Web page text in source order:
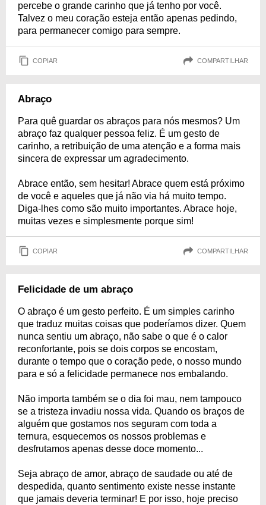
percebe o grande carinho que já tenho por você.
Talvez o meu coração esteja então apenas pedindo,
para permanecer comigo para sempre.
COPIAR COMPARTILHAR
Abraço
Para quê guardar os abraços para nós mesmos? Um
abraço faz qualquer pessoa feliz. É um gesto de
carinho, a retribuição de uma atenção e a forma mais
sincera de expressar um agradecimento.
Abrace então, sem hesitar! Abrace quem está próximo
de você e aqueles que já não via há muito tempo.
Diga-lhes como são muito importantes. Abrace hoje,
muitas vezes e simplesmente porque sim!
COPIAR COMPARTILHAR
Felicidade de um abraço
O abraço é um gesto perfeito. É um simples carinho
que traduz muitas coisas que poderíamos dizer. Quem
nunca sentiu um abraço, não sabe o que é o calor
reconfortante, pois se dois corpos se encostam,
durante o tempo que o coração pede, o nosso mundo
para e só a felicidade permanece nos embalando.
Não importa também se o dia foi mau, nem tampouco
se a tristeza invadiu nossa vida. Quando os braços de
alguém que gostamos nos seguram com toda a
ternura, esquecemos os nossos problemas e
desfrutamos apenas desse doce momento...
Seja abraço de amor, abraço de saudade ou até de
despedida, quanto sentimento existe nesse instante
que jamais deveria terminar! E por isso, hoje preciso